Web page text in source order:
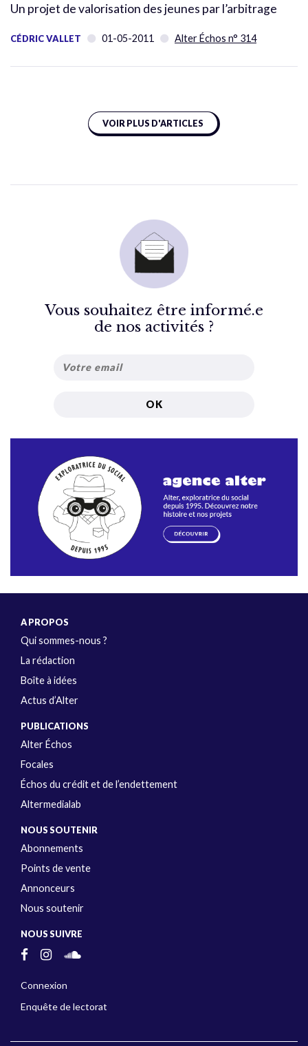
Un projet de valorisation des jeunes par l’arbitrage
CÉDRIC VALLET 01-05-2011 Alter Échos n° 314
VOIR PLUS D'ARTICLES
Vous souhaitez être informé.e
de nos activités ?
A PROPOS
Qui sommes-nous ?
La rédaction
Boîte à idées
Actus d’Alter
PUBLICATIONS
Alter Échos
Focales
Échos du crédit et de l’endettement
Altermedialab
NOUS SOUTENIR
Abonnements
Points de vente
Annonceurs
Nous soutenir
NOUS SUIVRE
Connexion
Enquête de lectorat